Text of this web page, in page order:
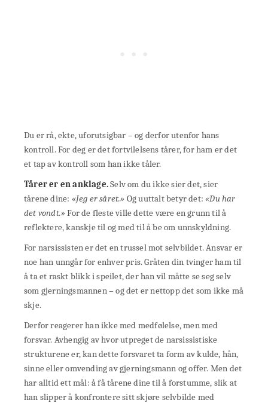
Du er rå, ekte, uforutsigbar – og derfor utenfor hans
kontroll. For deg er det fortvilelsens tårer, for ham er det
et tap av kontroll som han ikke tåler.
Tårer er en anklage.Selv om du ikke sier det, sier
tårene dine: «Jeg er såret.» Og uuttalt betyr det:«Du har
det vondt.»For de fleste ville dette være en grunn til å
reflektere, kanskje til og med til å be om unnskyldning.
For narsissisten er det en trussel mot selvbildet. Ansvar er
noe han unngår for enhver pris. Gråten din tvinger ham til
å ta et raskt blikk i speilet, der han vil måtte se seg selv
som gjerningsmannen – og det er nettopp det som ikke må
skje.
Derfor reagerer han ikke med medfølelse, men med
forsvar. Avhengig av hvor utpreget de narsissistiske
strukturene er, kan dette forsvaret ta form av kulde, hån,
sinne eller omvending av gjerningsmann og offer. Men det
har alltid ett mål: å få tårene dine til å forstumme, slik at
han slipper å konfrontere sitt skjøre selvbilde med